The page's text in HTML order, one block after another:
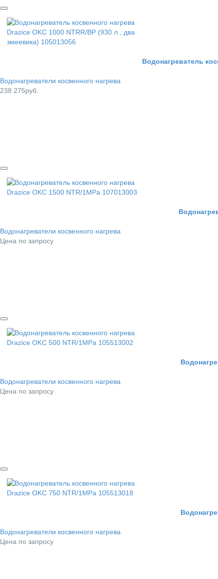
Водонагреватель
Водонагреватели косвенного нагрева
238 275руб.
Водонагреватели косвенного нагрева
Цена по запросу
Водонагреватели косвенного нагрева
Цена по запросу
Водонагреватели косвенного нагрева
Цена по запросу